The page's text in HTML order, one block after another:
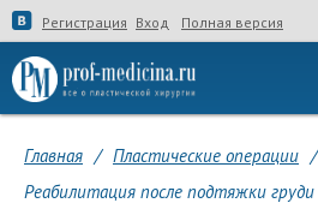
Регистрация Вход Полная версия
Главная / Пластические операции /
Реабилитация после подтяжки груди